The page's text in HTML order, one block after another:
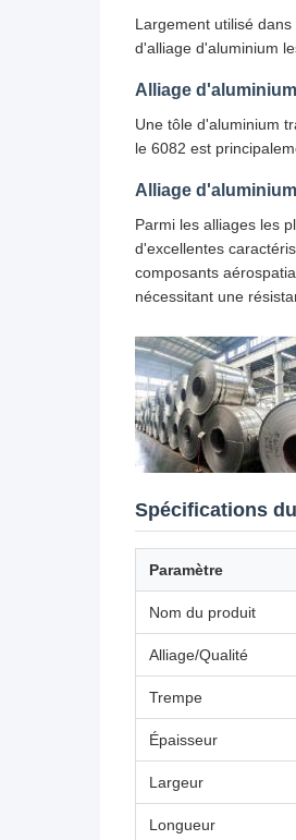
Largement utilisé
d'alliage d'aluminium
Alliage
Une tôle d'aluminium
le 6082 est
Alliage
Parmi les alliages les
d'excellentes
composants
nécessitant une
Spécifications
Paramètre
Nom du produit
Alliage/Qualité
Trempe
Épaisseur
Largeur
Longueur